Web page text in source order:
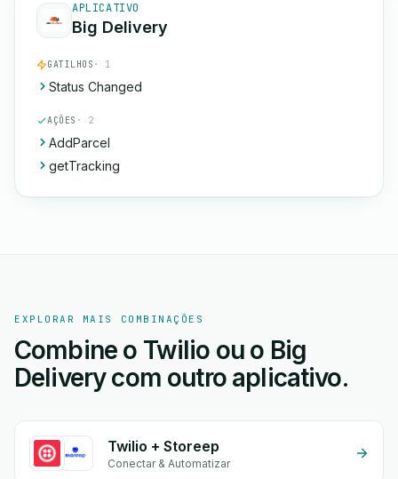
APLICATIVO
Big Delivery
GATILHOS · 1
Status Changed
AÇÕES · 2
AddParcel
getTracking
EXPLORAR MAIS COMBINAÇÕES
Combine o Twilio ou o Big
Delivery com outro aplicativo.
Twilio + Storeep
Conectar & Automatizar